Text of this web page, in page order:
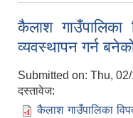
कैलाश
व्यवस्थापन गर्न
Submitted on: Thu,
दस्तावेज:
कैलाश गाउँपालिका